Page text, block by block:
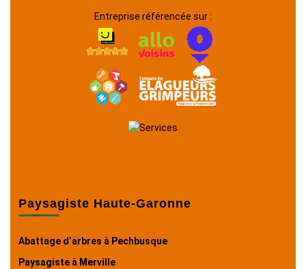
Entreprise référencée sur :
Paysagiste Haute-Garonne
Abattage d’arbres à Pechbusque
Paysagiste à Merville